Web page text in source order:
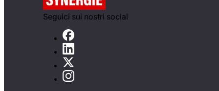
Seguici sui nostri social